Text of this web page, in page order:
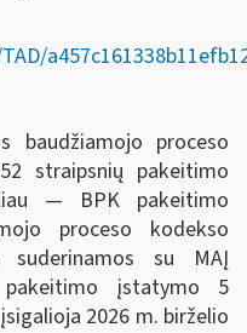
baudžiamojo proceso
straipsnių pakeitimo
— BPK pakeitimo
proceso kodekso
su MAĮ
įstatymo 5
2026 m. birželio